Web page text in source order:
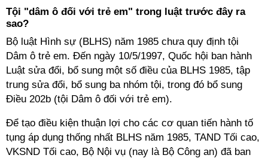
Tội "dâm ô đối với trẻ em" trong luật trước đây ra
sao?
Bộ luật Hình sự (BLHS) năm 1985 chưa quy định tội
Dâm ô trẻ em. Đến ngày 10/5/1997, Quốc hội ban hành
Luật sửa đổi, bổ sung một số điều của BLHS 1985, tập
trung sửa đổi, bổ sung ba nhóm tội, trong đó bổ sung
Điều 202b (tội Dâm ô đối với trẻ em).
Để tạo điều kiện thuận lợi cho các cơ quan tiến hành tố
tụng áp dụng thống nhất BLHS năm 1985, TAND Tối cao,
VKSND Tối cao, Bộ Nội vụ (nay là Bộ Công an) đã ban